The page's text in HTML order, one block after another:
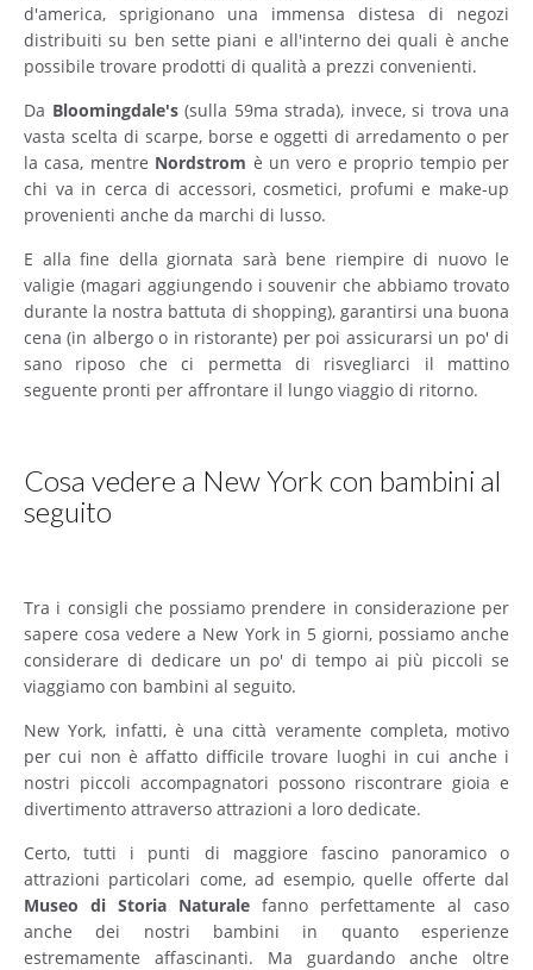
d'america, sprigionano una immensa distesa di negozi
distribuiti su ben sette piani e all'interno dei quali è anche
possibile trovare prodotti di qualità a prezzi convenienti.
Da Bloomingdale's(sulla 59ma strada), invece, si trova una
vasta scelta di scarpe, borse e oggetti di arredamento o per
la casa, mentre Nordstrom è un vero e proprio tempio per
chi va in cerca di accessori, cosmetici, profumi e make-up
provenienti anche da marchi di lusso.
E alla fine della giornata sarà bene riempire di nuovo le
valigie (magari aggiungendo i souvenir che abbiamo trovato
durante la nostra battuta di shopping), garantirsi una buona
cena (in albergo o in ristorante) per poi assicurarsi un po' di
sano riposo che ci permetta di risvegliarci il mattino
seguente pronti per affrontare il lungo viaggio di ritorno.
Cosa vedere a New York con bambini al
seguito
Tra i consigli che possiamo prendere in considerazione per
sapere cosa vedere a New York in 5 giorni, possiamo anche
considerare di dedicare un po' di tempo ai più piccoli se
viaggiamo con bambini al seguito.
New York, infatti, è una città veramente completa, motivo
per cui non è affatto difficile trovare luoghi in cui anche i
nostri piccoli accompagnatori possono riscontrare gioia e
divertimento attraverso attrazioni a loro dedicate.
Certo, tutti i punti di maggiore fascino panoramico o
attrazioni particolari come, ad esempio, quelle offerte dal
Museo di Storia Naturale fanno perfettamente al caso
anche dei nostri bambini in quanto esperienze
estremamente affascinanti. Ma guardando anche oltre